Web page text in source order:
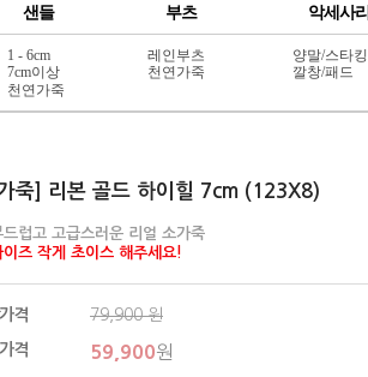
샌들 부츠 악세사리
1 - 6cm
7cm이상
천연가죽
레인부츠
천연가죽
양말/스타킹
깔창/패드
죽] 리본 골드 하이힐 7cm (123X8)
드럽고 고급스러운 리얼 소가죽
이즈 작게 초이스 해주세요!
격 79,900원
격 59,900원